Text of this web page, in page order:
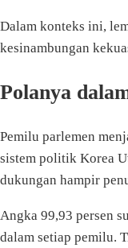
Dalam konteks ini,
kesinambungan
Polanya
Pemilu parlemen
sistem politik Korea
dukungan hampir
Angka 99,93 persen
dalam setiap pemilu.